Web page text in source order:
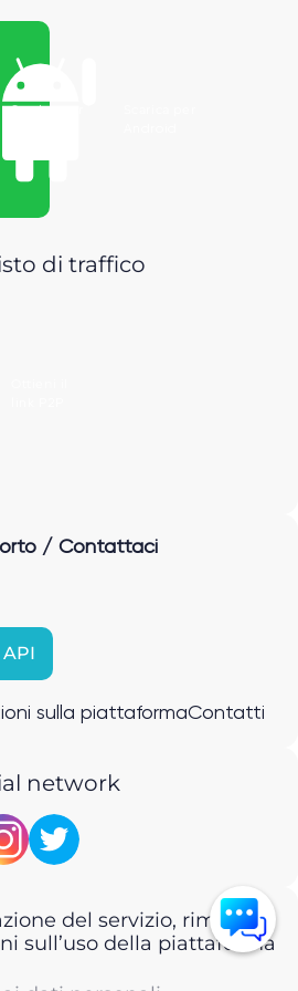
Scarica per
di traffico
/ Contattaci
sulla piattaformaContatti
network
del servizio, rimborsi
sull’uso della piattaforma